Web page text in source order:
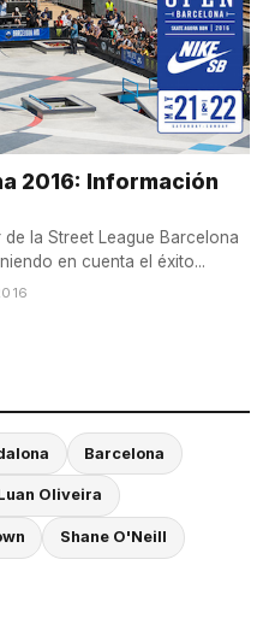
2016: Información
la Street League Barcelona
en cuenta el éxito...
Barcelona
Oliveira
Shane O'Neill